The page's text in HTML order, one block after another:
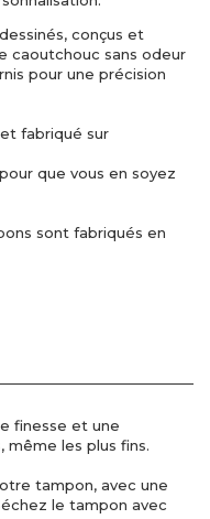
conçus et
caoutchouc sans odeur
pour une précision
fabriqué sur
que vous en soyez
sont fabriqués en
finesse et une
les plus fins.
tampon, avec une
le tampon avec